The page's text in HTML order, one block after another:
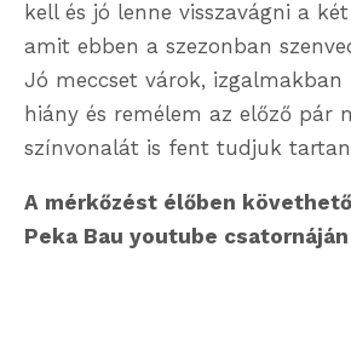
kell és jó lenne visszavágni a
amit ebben a szezonban
Jó meccset várok, izgalmakban
hiány és remélem az előző pár
színvonalát is fent tudjuk
A mérkőzést élőben követhető
Peka Bau youtube